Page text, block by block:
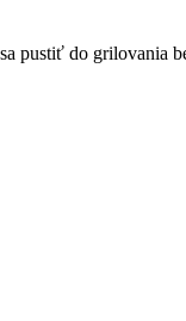
pustiť ⁣do grilovania